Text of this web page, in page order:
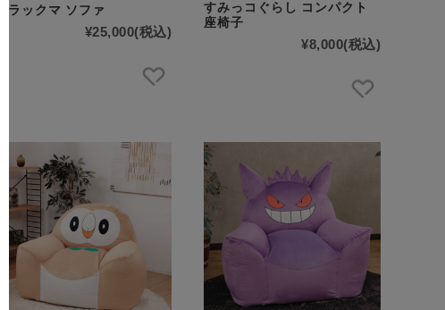
リラックマ ソファ
¥25,000(税込)
すみっコぐらし コンパクト
座椅子
¥8,000(税込)